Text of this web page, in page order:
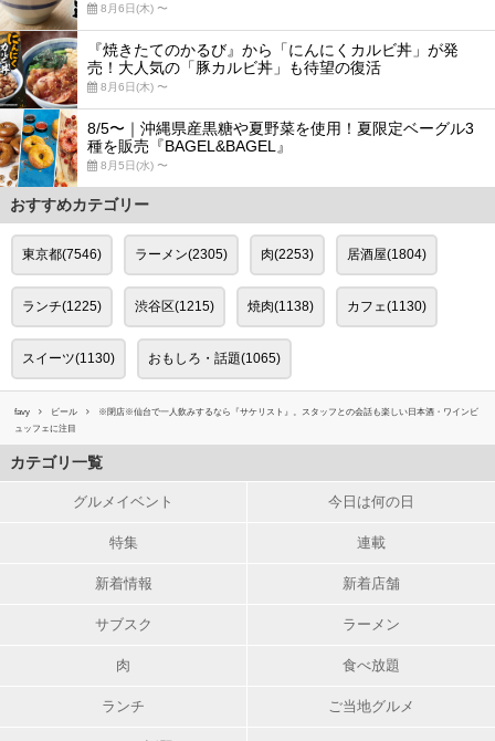
8月6日(木) 〜
『焼きたてのかるび』から「にんにくカルビ丼」が発
売！大人気の「豚カルビ丼」も待望の復活
8月6日(木) 〜
8/5〜｜沖縄県産黒糖や夏野菜を使用！夏限定ベーグル3
種を販売『BAGEL&BAGEL』
8月5日(水) 〜
おすすめカテゴリー
東京都(7546) ラーメン(2305) 肉(2253) 居酒屋(1804)
ランチ(1225) 渋谷区(1215) 焼肉(1138) カフェ(1130)
スイーツ(1130) おもしろ・話題(1065)
favy ビール
※閉店※仙台で一人飲みするなら『サケリスト』。スタッフとの会話も楽しい日本酒・ワインビ
ュッフェに注目
カテゴリ一覧
グルメイベント 今日は何の日
特集 連載
新着情報 新着店舗
サブスク ラーメン
肉 食べ放題
ランチ ご当地グルメ